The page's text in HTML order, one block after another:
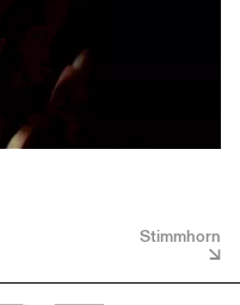
Stimmhorn